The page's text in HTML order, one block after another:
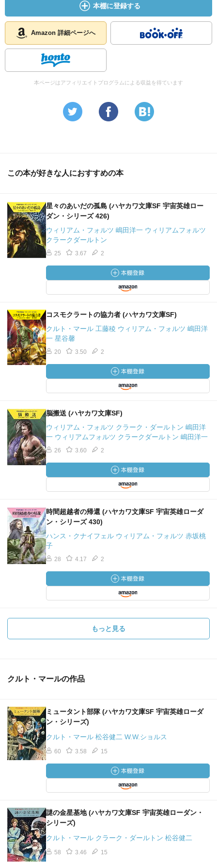
本棚に登録する
Amazon 詳細ページへ
本ページはアフィリエイトプログラムによる収益を得ています
この本が好きな人におすすめの本
星々のあいだの孤島 (ハヤカワ文庫SF 宇宙英雄ロー
ダン・シリーズ 426)
ウィリアム・フォルツ 嶋田洋一 ウィリアムフォルツ
クラークダールトン
25 3.67 2
コスモクラートの協力者 (ハヤカワ文庫SF)
クルト・マール 工藤稜 ウィリアム・フォルツ 嶋田洋
一 星谷馨
20 3.50 2
脳搬送 (ハヤカワ文庫SF)
ウィリアム・フォルツ クラーク・ダールトン 嶋田洋
一 ウィリアムフォルツ クラークダールトン 嶋田洋一
26 3.60 2
時間超越者の帰還 (ハヤカワ文庫SF 宇宙英雄ローダ
ン・シリーズ 430)
ハンス・クナイフェル ウィリアム・フォルツ 赤坂桃
子
28 4.17 2
もっと見る
クルト・マールの作品
ミュータント部隊 (ハヤカワ文庫SF 宇宙英雄ローダ
ン・シリーズ)
クルト・マール 松谷健二 W.W.ショルス
60 3.58 15
謎の金星基地 (ハヤカワ文庫SF 宇宙英雄ローダン・
シリーズ)
クルト・マール クラーク・ダールトン 松谷健二
58 3.46 15